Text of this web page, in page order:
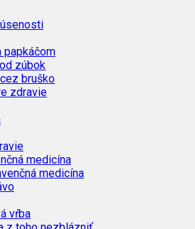
papkáčom
zúbok
bruško
zdravie
medicína
medicína
vŕba